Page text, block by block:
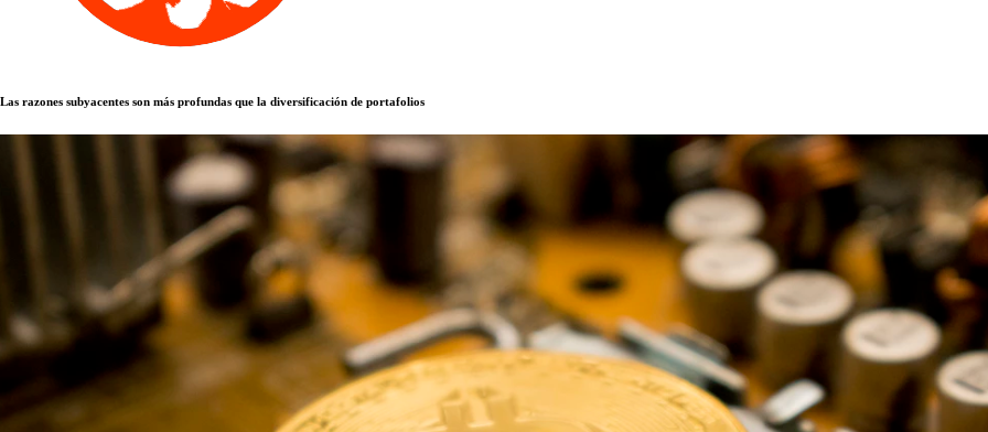
Las razones subyacentes son más profundas que la diversificación de portafolios